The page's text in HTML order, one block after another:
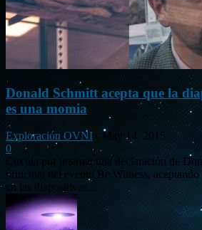
Donald Schmitt acepta que la
es una momia
Exploración OVNI
May 14, 2015
0
Circula por internet una declaración de
principal del evento Be Witness, aceptando
en las diapositivas...